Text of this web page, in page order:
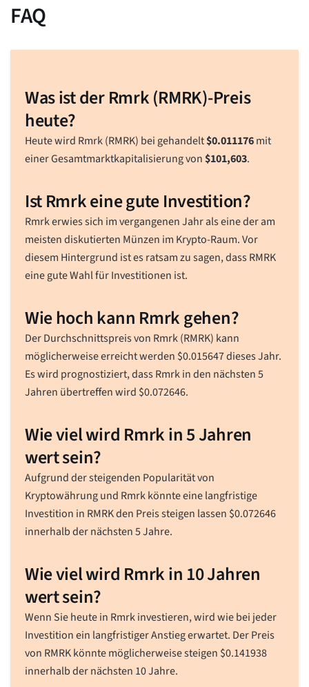
FAQ
Was ist der Rmrk (RMRK)-Preis
heute?
Heute wird Rmrk (RMRK) bei gehandelt$0.011176mit
einer Gesamtmarktkapitalisierung von$101,603.
Ist Rmrk eine gute Investition?
Rmrk erwies sich im vergangenen Jahr als eine der am
meisten diskutierten Münzen im Krypto-Raum. Vor
diesem Hintergrund ist es ratsam zu sagen, dass RMRK
eine gute Wahl für Investitionen ist.
Wie hoch kann Rmrk gehen?
Der Durchschnittspreis von Rmrk (RMRK) kann
möglicherweise erreicht werden $0.015647dieses Jahr.
Es wird prognostiziert, dass Rmrk in den nächsten 5
Jahren übertreffen wird $0.072646.
Wie viel wird Rmrk in 5 Jahren
wert sein?
Aufgrund der steigenden Popularität von
Kryptowährung und Rmrk könnte eine langfristige
Investition in RMRK den Preis steigen lassen $0.072646
innerhalb der nächsten 5 Jahre.
Wie viel wird Rmrk in 10 Jahren
wert sein?
Wenn Sie heute in Rmrk investieren, wird wie bei jeder
Investition ein langfristiger Anstieg erwartet. Der Preis
von RMRK könnte möglicherweise steigen $0.141938
innerhalb der nächsten 10 Jahre.